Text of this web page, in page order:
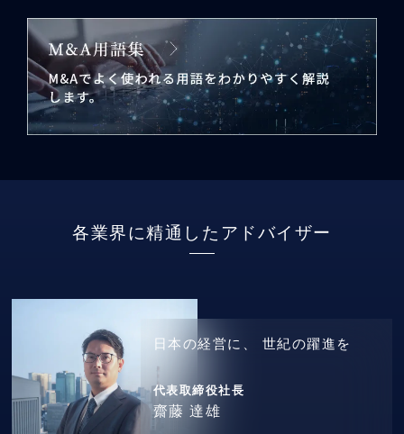
各業界に精通したアドバイザー
日本の経営に、 世紀の躍進を
代表取締役社長
齋藤 達雄